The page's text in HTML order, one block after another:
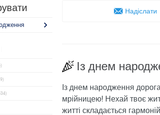
Надіслати
Із днем
Із днем ​​народження
мрійницею! Нехай твоє
житті складається